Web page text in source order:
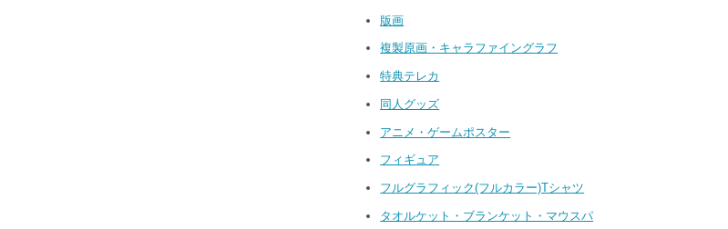
版画
複製原画・キャラファイングラフ
特典テレカ
同人グッズ
アニメ・ゲームポスター
フィギュア
フルグラフィック(フルカラー)Tシャツ
タオルケット・ブランケット・マウスパ